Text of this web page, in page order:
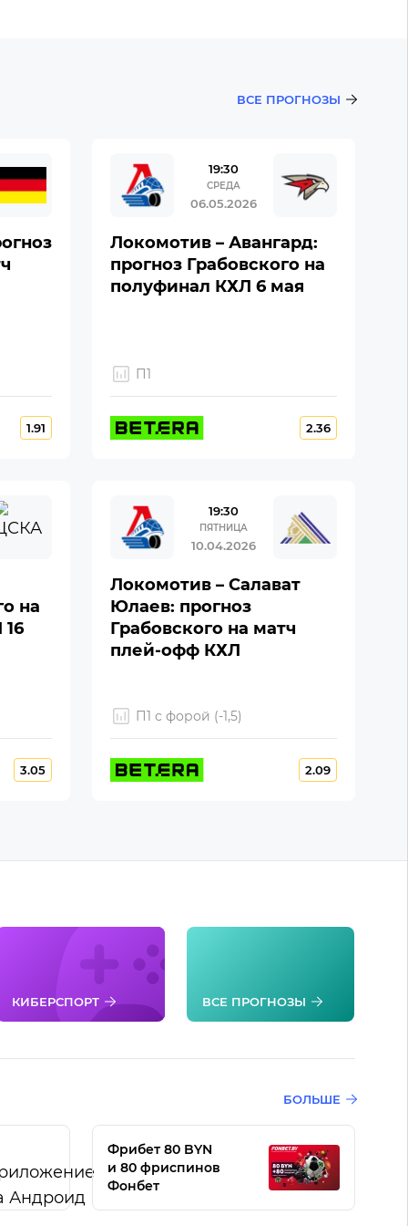
ВСЕ ПРОГНОЗЫ
1.91
19:30
СРЕДА
06.05.2026
Локомотив – Авангард:
прогноз Грабовского на
полуфинал КХЛ 6 мая
П1
2.36
на
3.05
19:30
ПЯТНИЦА
10.04.2026
Локомотив – Салават
Юлаев: прогноз
Грабовского на матч
плей-офф КХЛ
П1 с форой (-1,5)
2.09
КИБЕРСПОРТ ВСЕ ПРОГНОЗЫ
БОЛЬШЕ
Фрибет 80 BYN
и 80 фриспинов
Фонбет